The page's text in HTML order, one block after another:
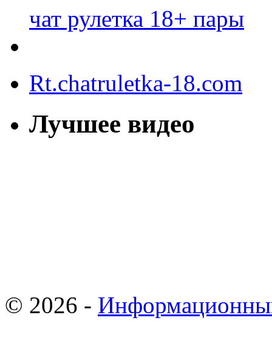
чат рулетка 18+ пары
Rt.chatruletka-18.com
Лучшее видео
© 2026 -